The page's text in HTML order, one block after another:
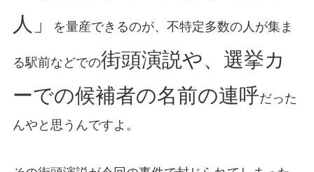
人」
を量産できるのが、不特定多数の人が集ま
る駅前などでの街頭演説や、選挙カ
ーでの候補者の名前の連呼だった
んやと思うんですよ。